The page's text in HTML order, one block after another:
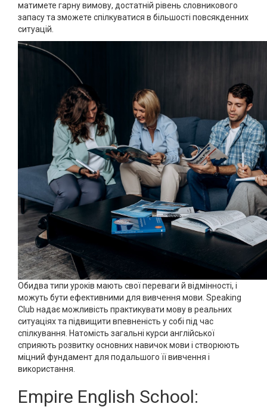
матимете гарну вимову, достатній рівень словникового
запасу та зможете спілкуватися в більшості повсякденних
ситуацій.
Обидва типи уроків мають свої переваги й відмінності, і
можуть бути ефективними для вивчення мови. Speaking
Club надає можливість практикувати мову в реальних
ситуаціях та підвищити впевненість у собі під час
спілкування. Натомість загальні курси англійської
сприяють розвитку основних навичок мови і створюють
міцний фундамент для подальшого її вивчення і
використання.
Empire English School: